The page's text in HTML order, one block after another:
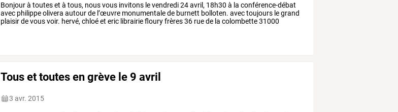
Bonjourà touteset à tous, nousvous invitons levendredi24avril, 18h30 à la conférence-débat
avec philippeolivera autourde l’œuvre monumentalede burnett bolloten. avectoujours legrand
plaisirdevousvoir. hervé, chloéet eric librairieflouryfrères36 ruede la colombette31000
Tous et toutes en grève le 9 avril
3 avr. 2015